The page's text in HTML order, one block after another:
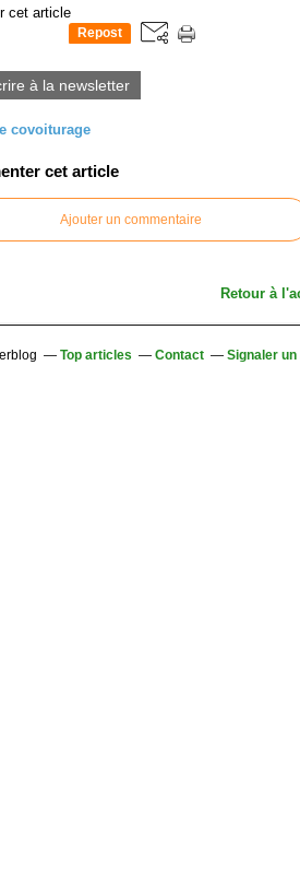
cet article
Repost
à la newsletter
covoiturage
cet article
Ajouter un commentaire
Retour à
Top articles Contact Signaler un